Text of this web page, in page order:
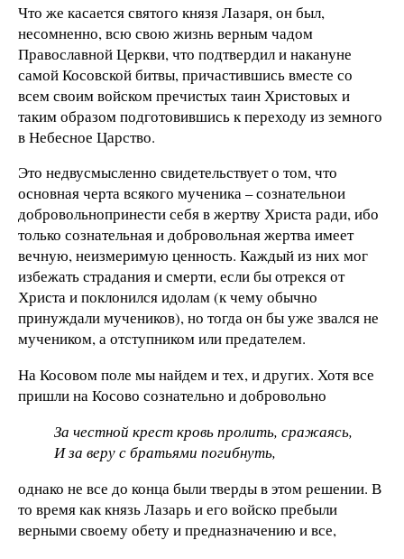
Что же касается святого князя Лазаря, он был,
несомненно, всю свою жизнь верным чадом
Православной Церкви, что подтвердил и накануне
самой Косовской битвы, причастившись вместе со
всем своим войском пречистых таин Христовых и
таким образом подготовившись к переходу из земного
в Небесное Царство.
Это недвусмысленно свидетельствует о том, что
основная черта всякого мученика – сознательнои
добровольнопринести себя в жертву Христа ради, ибо
только сознательная и добровольная жертва имеет
вечную, неизмеримую ценность. Каждый из них мог
избежать страдания и смерти, если бы отрекся от
Христа и поклонился идолам (к чему обычно
принуждали мучеников), но тогда он бы уже звался не
мучеником, а отступником или предателем.
На Косовом поле мы найдем и тех, и других. Хотя все
пришли на Косово сознательно и добровольно
За честной крест кровь пролить, сражаясь,
И за веру с братьями погибнуть,
однако не все до конца были тверды в этом решении. В
то время как князь Лазарь и его войско пребыли
верными своему обету и предназначению и все,